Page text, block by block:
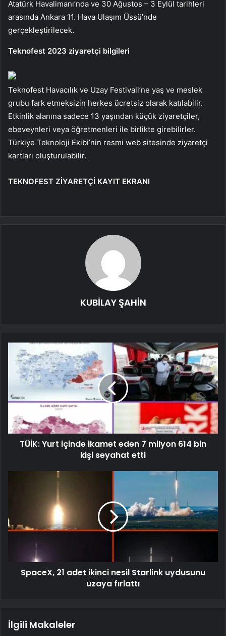
Atatürk Havalimanı’nda ve 30 Ağustos – 3 Eylül tarihleri ​​
arasında Ankara 11. Hava Ulaşım Üssü’nde
gerçekleştirilecek.
Teknofest 2023 ziyaretçi bilgileri
Teknofest Havacılık ve Uzay Festivali’ne yaş ve meslek
grubu fark etmeksizin herkes ücretsiz olarak katılabilir.
Etkinlik alanına sadece 13 yaşından küçük ziyaretçiler,
ebeveynleri veya öğretmenleri ile birlikte girebilirler.
Türkiye Teknoloji Ekibi’nin resmi web sitesinde ziyaretçi
kartları oluşturulabilir.
TEKNOFEST ZİYARETÇİ KAYIT EKRANI
KUBİLAY ŞAHİN
TÜİK: Yurt içinde ikamet eden 7 milyon 614 bin
kişi seyahat etti
SpaceX, 21 adet ikinci nesil Starlink uydusunu
uzaya fırlattı
İlgili Makaleler